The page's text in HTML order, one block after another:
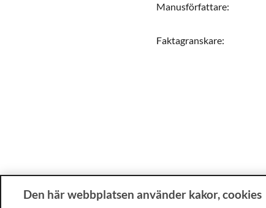
Manusförfattare:
Faktagranskare:
Den här webbplatsen använder kakor, cookies